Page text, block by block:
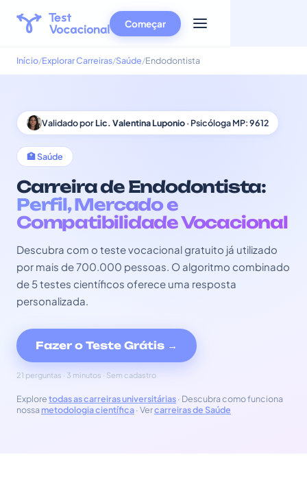
Começar
Início Explorar Carreiras Saúde Endodontista
Validado porLic. Valentina Luponio· Psicóloga MP: 9612
🏥 Saúde
Carreira de Endodontista:
Perfil, Mercado e
Compatibilidade Vocacional
Descubra com o teste vocacional gratuito já utilizado
por mais de 700.000 pessoas. O algoritmo combinado
de 5 testes científicos oferece uma resposta
personalizada.
Fazer o Teste Grátis →
21 perguntas · 3 minutos · Sem cadastro
Exploretodas as carreiras universitárias· Descubra como funciona
nossa metodologia científica· Vercarreiras de Saúde